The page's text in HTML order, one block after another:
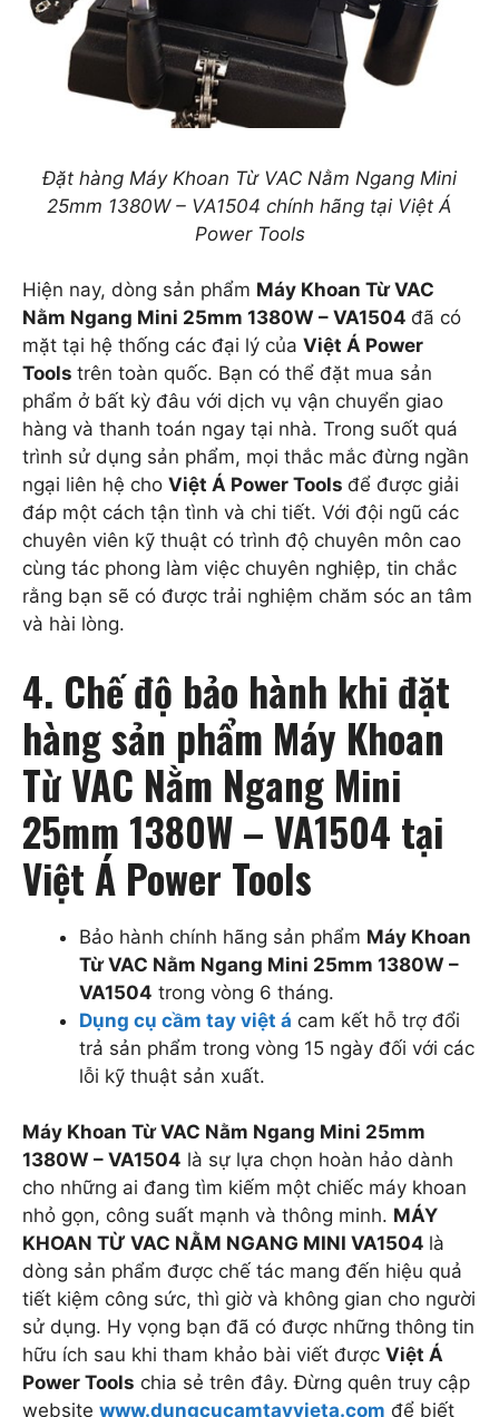
Đặt hàng Máy Khoan Từ VAC Nằm Ngang Mini
25mm 1380W – VA1504 chính hãng tại Việt Á
Power Tools
Hiện nay, dòng sản phẩm Máy Khoan Từ VAC
Nằm Ngang Mini 25mm 1380W – VA1504 đã có
mặt tại hệ thống các đại lý của Việt Á Power
Tools trên toàn quốc. Bạn có thể đặt mua sản
phẩm ở bất kỳ đâu với dịch vụ vận chuyển giao
hàng và thanh toán ngay tại nhà. Trong suốt quá
trình sử dụng sản phẩm, mọi thắc mắc đừng ngần
ngại liên hệ cho Việt Á Power Tools để được giải
đáp một cách tận tình và chi tiết. Với đội ngũ các
chuyên viên kỹ thuật có trình độ chuyên môn cao
cùng tác phong làm việc chuyên nghiệp, tin chắc
rằng bạn sẽ có được trải nghiệm chăm sóc an tâm
và hài lòng.
4. Chế độ bảo hành khi đặt
hàng sản phẩm Máy Khoan
Từ VAC Nằm Ngang Mini
25mm 1380W – VA1504 tại
Việt Á Power Tools
Bảo hành chính hãng sản phẩm Máy Khoan
Từ VAC Nằm Ngang Mini 25mm 1380W –
VA1504 trong vòng 6 tháng.
Dụng cụ cầm tay việt á cam kết hỗ trợ đổi
trả sản phẩm trong vòng 15 ngày đối với các
lỗi kỹ thuật sản xuất.
Máy Khoan Từ VAC Nằm Ngang Mini 25mm
1380W – VA1504 là sự lựa chọn hoàn hảo dành
cho những ai đang tìm kiếm một chiếc máy khoan
nhỏ gọn, công suất mạnh và thông minh. MÁY
KHOAN TỪ VAC NẰM NGANG MINI VA1504 là
dòng sản phẩm được chế tác mang đến hiệu quả
tiết kiệm công sức, thì giờ và không gian cho người
sử dụng. Hy vọng bạn đã có được những thông tin
hữu ích sau khi tham khảo bài viết được Việt Á
Power Tools chia sẻ trên đây. Đừng quên truy cập
website www.dungcucamtayvieta.com để biết